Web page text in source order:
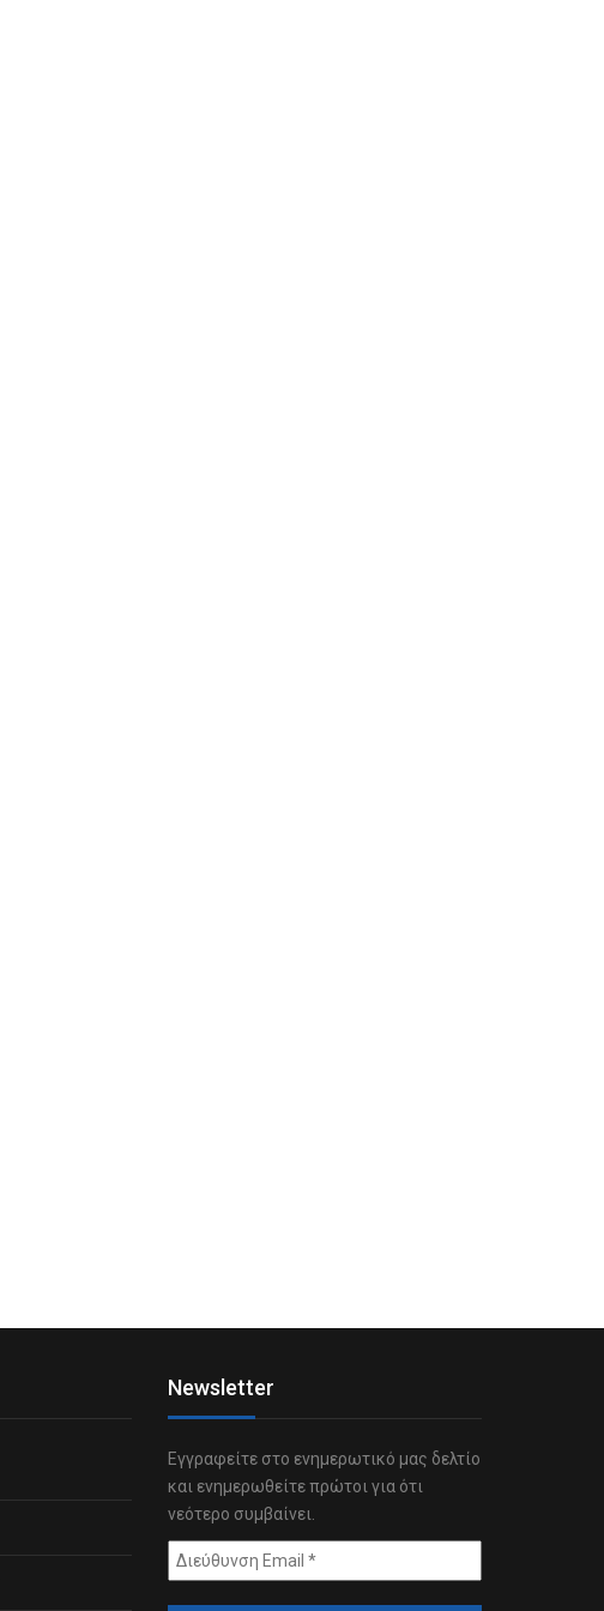
Newsletter
Εγγραφείτε στο ενημερωτικό μας δελτίο
και ενημερωθείτε πρώτοι για ότι
νεότερο συμβαίνει.